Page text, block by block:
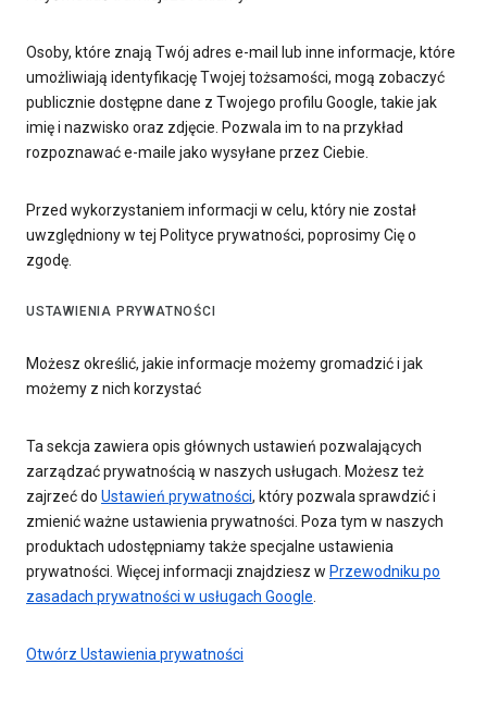
Osoby, które znają Twój adres e-mail lub inne informacje, które
umożliwiają identyfikację Twojej tożsamości, mogą zobaczyć
publicznie dostępne dane z Twojego profilu Google, takie jak
imię i nazwisko oraz zdjęcie. Pozwala im to na przykład
rozpoznawać e-maile jako wysyłane przez Ciebie.
Przed wykorzystaniem informacji w celu, który nie został
uwzględniony w tej Polityce prywatności, poprosimy Cię o
zgodę.
USTAWIENIA PRYWATNOŚCI
Możesz określić, jakie informacje możemy gromadzić i jak
możemy z nich korzystać
Ta sekcja zawiera opis głównych ustawień pozwalających
zarządzać prywatnością w naszych usługach. Możesz też
zajrzeć do Ustawień prywatności, który pozwala sprawdzić i
zmienić ważne ustawienia prywatności. Poza tym w naszych
produktach udostępniamy także specjalne ustawienia
prywatności. Więcej informacji znajdziesz w Przewodniku po
zasadach prywatności w usługach Google
Otwórz Ustawienia prywatności